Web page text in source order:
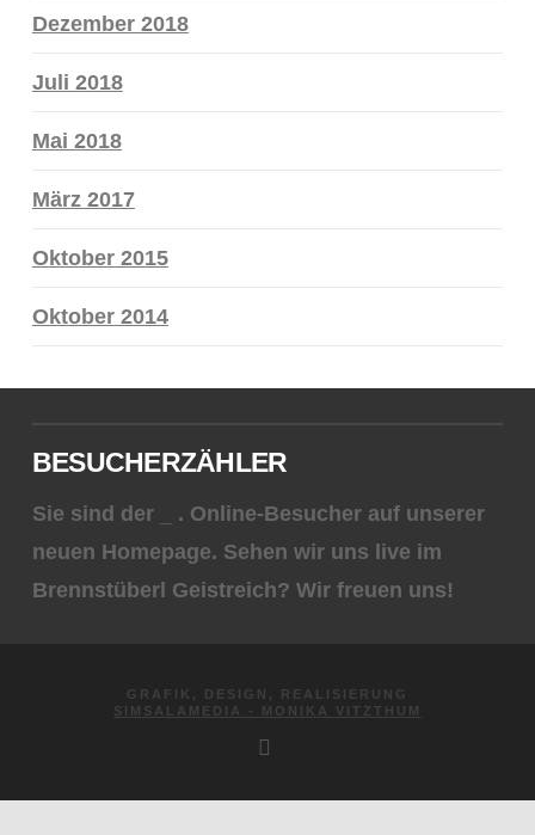
Dezember 2018
Juli 2018
Mai 2018
März 2017
Oktober 2015
Oktober 2014
BESUCHERZÄHLER
Sie sind der
. Online-Besucher auf unserer
neuen Homepage. Sehen wir uns live im
Brennstüberl Geistreich? Wir freuen uns!
GRAFIK, DESIGN, REALISIERUNG
SIMSALAMEDIA - MONIKA VITZTHUM